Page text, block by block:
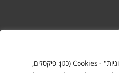
אתר זה עושה שימוש בקבצי "עוגיות" - Cookies (כגון: פיקסלים,
עדכונים ומידע מהשטח מהעיר
באינטרנט, מידע על
טורי דעה, עסקים בחולון, ודיונים על
להשתתף בדיון ולשלוח לנו כתבות